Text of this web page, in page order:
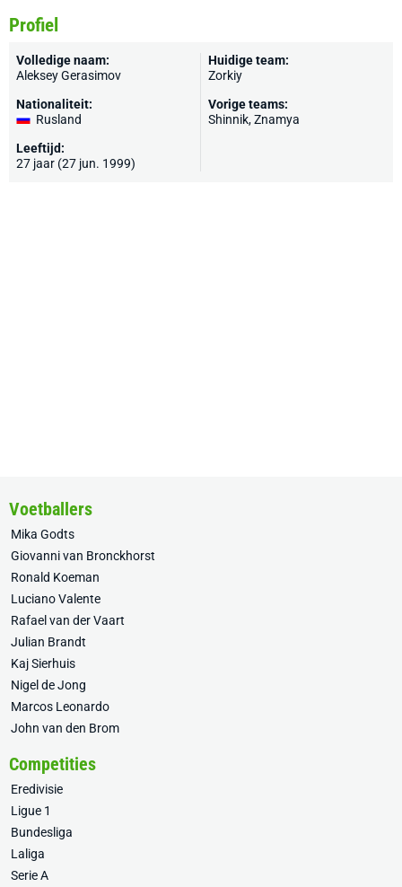
Profiel
Volledige naam:
Aleksey Gerasimov
Nationaliteit:
Rusland
Leeftijd:
27 jaar (27 jun. 1999)
Huidige team:
Zorkiy
Vorige teams:
Shinnik, Znamya
Voetballers
Mika Godts
Giovanni van Bronckhorst
Ronald Koeman
Luciano Valente
Rafael van der Vaart
Julian Brandt
Kaj Sierhuis
Nigel de Jong
Marcos Leonardo
John van den Brom
Competities
Eredivisie
Ligue 1
Bundesliga
Laliga
Serie A